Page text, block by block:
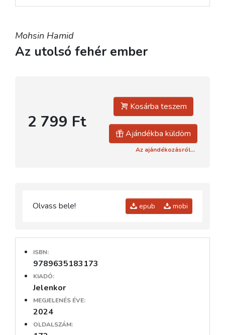
Mohsin Hamid
Az utolsó fehér ember
2 799 Ft
Kosárba teszem
Ajándékba küldöm
Az ajándékozásról...
Olvass bele! epub mobi
ISBN:
9789635183173
KIADÓ:
Jelenkor
MEGJELENÉS ÉVE:
2024
OLDALSZÁM: